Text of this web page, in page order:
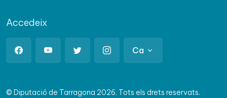
Accedeix
Ca
© Diputació de Tarragona 2026. Tots els drets reservats.